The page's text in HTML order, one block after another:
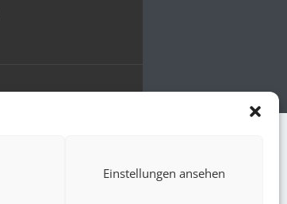
Einstellungen ansehen